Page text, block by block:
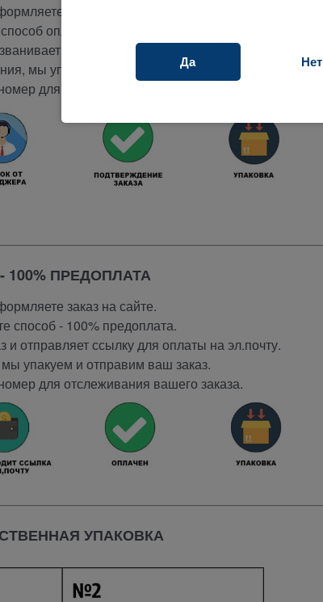
заказ на сайте.
оплаты -
вам и подтверждает заказ.
мы упакуем и отправим ваш заказ.
для отслеживания вашего заказа.
100% ПРЕДОПЛАТА
заказ на сайте.
способ - 100% предоплата.
и отправляет ссылку для оплаты на эл.почту.
упакуем и отправим ваш заказ.
для отслеживания вашего заказа.
УПАКОВКА
Да Нет